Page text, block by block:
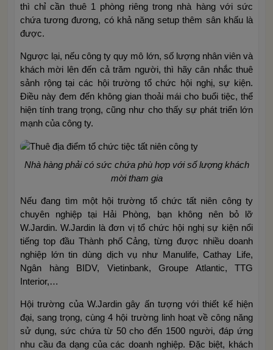
thì chỉ cần thuê 1 phòng riêng trong nhà hàng với sức
chứa tương đương, có khả năng setup thêm sân khấu là
được.
Ngược lại, nếu công ty quy mô lớn, số lượng nhân viên và
khách mời lên đến cả trăm người, thì hãy cân nhắc thuê
sảnh rộng tại các hội trường tổ chức hội nghị, sự kiện.
Điều này đem đến không gian thoải mái cho buổi tiệc, thể
hiện tính trang trọng, cũng như cho thấy sự phát triển lớn
mạnh của công ty.
Nhà hàng phải có sức chứa phù hợp với số lượng khách
mời tham gia
Nếu đang tìm một hội trường tổ chức tất niên công ty
chuyên nghiệp tại Hải Phòng, bạn không nên bỏ lỡ
W.Jardin. W.Jardin là đơn vị tổ chức hội nghị sự kiện nổi
tiếng top đầu Thành phố Cảng, từng được nhiều doanh
nghiệp lớn tin dùng dịch vụ như Manulife, Cathay Life,
Ngân hàng BIDV, Vietinbank, Groupe Atlantic, TTG
Interior,…
Hội trường của W.Jardin gây ấn tượng với thiết kế hiện
đại, sang trọng, cùng 4 hội trường linh hoạt về công năng
sử dụng, sức chứa từ 50 cho đến 1500 người, đáp ứng
nhu cầu đa dạng của các doanh nghiệp. Đặc biệt, khách